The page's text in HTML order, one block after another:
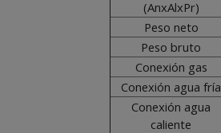
(AnxAlxPr)
Peso neto
Peso bruto
Conexión gas
Conexión agua fría
Conexión agua
caliente